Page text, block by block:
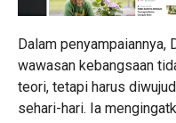
Dalam penyampaiannya,
wawasan kebangsaan
teori, tetapi harus
sehari-hari. Ia